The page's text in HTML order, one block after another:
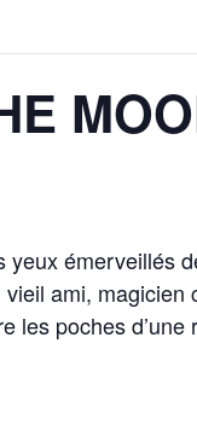
émerveillés
ami,
les poches